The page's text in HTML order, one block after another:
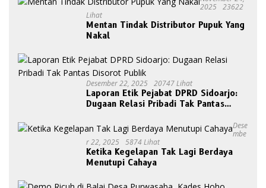
2025 23622
Lihat
Mentan Tindak Distributor Pupuk Yang
Nakal
Desember 22, 2025 20747 Lihat
Laporan Etik Pejabat DPRD Sidoarjo:
Dugaan Relasi Pribadi Tak Pantas
Dese
Mbe
R 22, 2025 5874 Lihat
Ketika Kegelapan Tak Lagi Berdaya
Menutupi Cahaya